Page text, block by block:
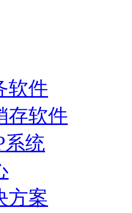
软件
存软件
系统
方案